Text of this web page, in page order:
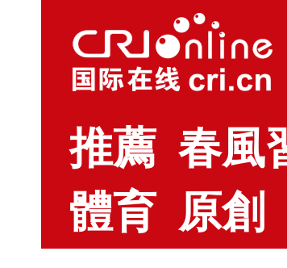
推薦 春風
體育 原創